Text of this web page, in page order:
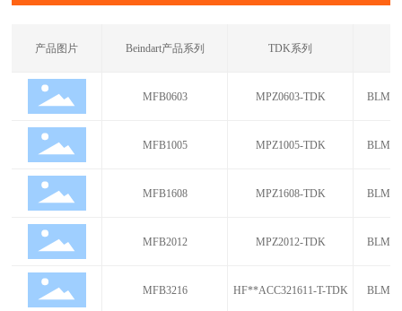
产品图片 Beindart产品系列
MFB0603
TDK系列
MPZ0603-TDK
MFB1005 MPZ1005-TDK
MFB1608 MPZ1608-TDK
MFB2012 MPZ2012-TDK
MFB3216 HF**ACC321611-T-TDK